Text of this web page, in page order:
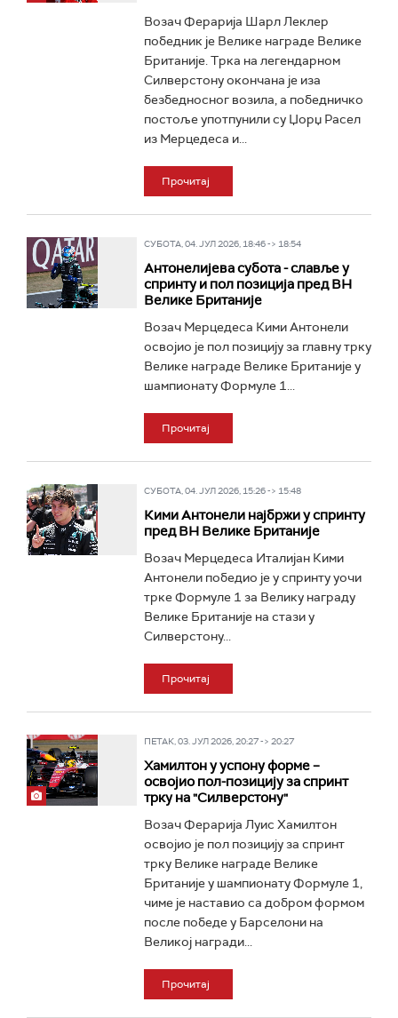
Возач Ферарија Шарл Леклер
победник је Велике награде Велике
Британије. Трка на легендарном
Силверстону окончана је иза
безбедносног возила, а победничко
постоље употпунили су Џорџ Расел
из Мерцедеса и...
Прочитај
СУБОТА, 04. ЈУЛ 2026, 18:46 -> 18:54
Антонелијева субота - славље у
спринту и пол позиција пред ВН
Велике Британије
Возач Мерцедеса Кими Антонели
освојио је пол позицију за главну трку
Велике награде Велике Британије у
шампионату Формуле 1...
Прочитај
СУБОТА, 04. ЈУЛ 2026, 15:26 -> 15:48
Кими Антонели најбржи у спринту
пред ВН Велике Британије
Возач Мерцедеса Италијан Кими
Антонели победио је у спринту уочи
трке Формуле 1 за Велику награду
Велике Британије на стази у
Силверстону...
Прочитај
ПЕТАК, 03. ЈУЛ 2026, 20:27 -> 20:27
Хамилтон у успону форме –
освојио пол-позицију за спринт
трку на "Силверстону"
Возач Ферарија Луис Хамилтон
освојио је пол позицију за спринт
трку Велике награде Велике
Британије у шампионату Формуле 1,
чиме је наставио са добром формом
после победе у Барселони на
Великој награди...
Прочитај